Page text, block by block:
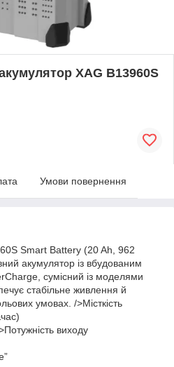
XAG B13960S
Умови повернення
Smart Battery (20 Ah, 962
акумулятор із вбудованим
сумісний із моделями
стабільне живлення й
умовах. />Місткість
Потужність виходу